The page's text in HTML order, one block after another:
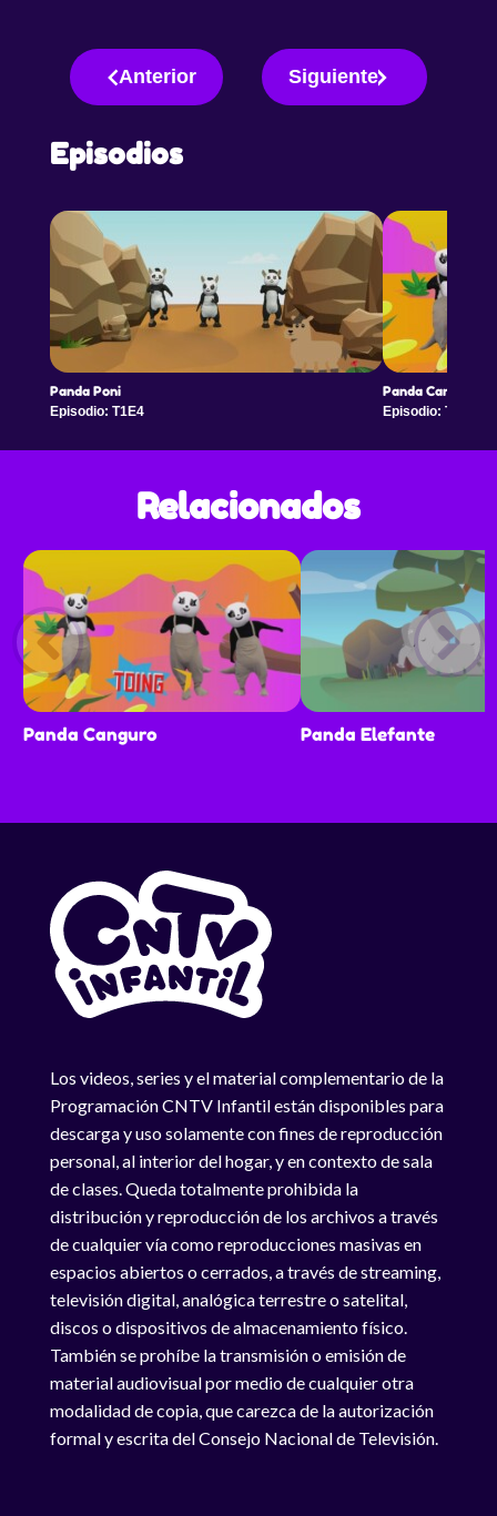
Anterior Siguiente
Episodios
Panda Poni
Episodio: T1E4
Panda Canguro
Episodio: T1E5
Relacionados
Panda Canguro Panda Elefante
Los videos, series y el material complementario de la
Programación CNTV Infantil están disponibles para
descarga y uso solamente con fines de reproducción
personal, al interior del hogar, y en contexto de sala
de clases. Queda totalmente prohibida la
distribución y reproducción de los archivos a través
de cualquier vía como reproducciones masivas en
espacios abiertos o cerrados, a través de streaming,
televisión digital, analógica terrestre o satelital,
discos o dispositivos de almacenamiento físico.
También se prohíbe la transmisión o emisión de
material audiovisual por medio de cualquier otra
modalidad de copia, que carezca de la autorización
formal y escrita del Consejo Nacional de Televisión.